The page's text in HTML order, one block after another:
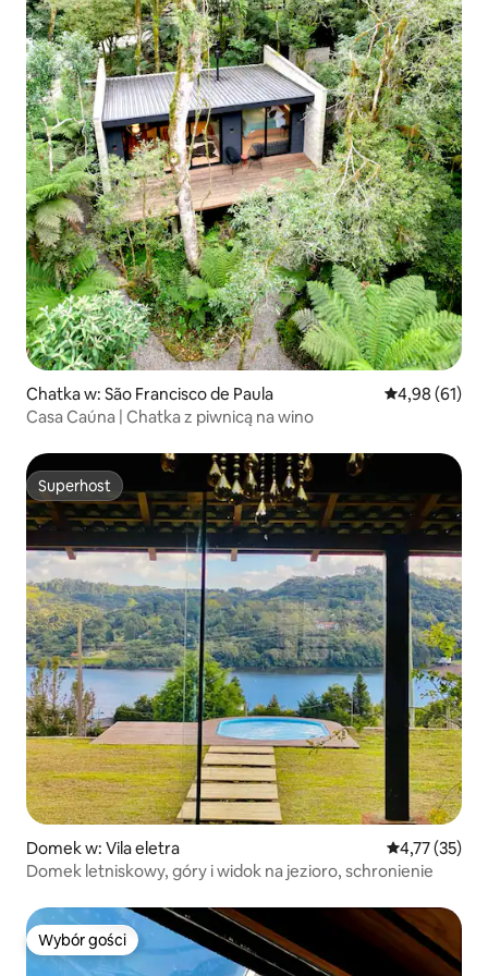
Chatka w: São Francisco de Paula Średnia
4,98 (61)
Casa Caúna | Chatka z piwnicą na wino
Superhost
Superhost
Domek w: Vila eletra Średnia
4,77 (35)
Domek letniskowy, góry i widok na jezioro, schronienie
Wybór gości
Wybór gości